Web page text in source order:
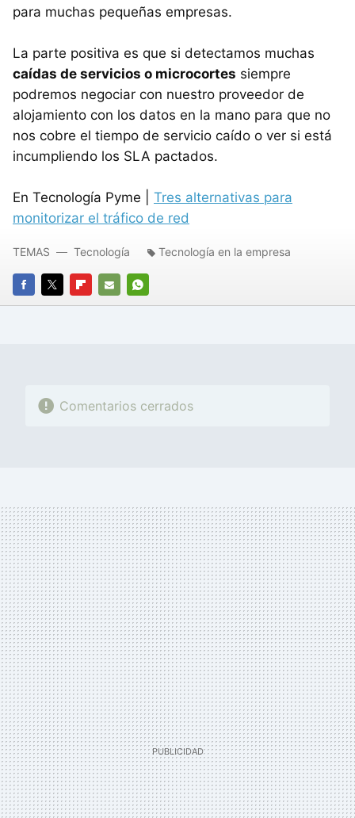
para muchas pequeñas empresas.
La parte positiva es que si detectamos muchas
caídas de servicios o microcortes siempre
podremos negociar con nuestro proveedor de
alojamiento con los datos en la mano para que no
nos cobre el tiempo de servicio caído o ver si está
incumpliendo los SLA pactados.
En Tecnología Pyme | Tres alternativas para
monitorizar el tráfico de red
FACEBOOK
TWITTERFLIPBOARD
E-
WHATSAPP
TEMAS Tecnología Tecnología en la empresa
Comentarios cerrados